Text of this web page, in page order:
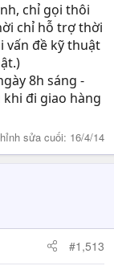
chỉ gọi thôi
chỉ hỗ trợ thời
vấn đề kỹ thuật
8h sáng -
đi giao hàng
sửa cuối: 16/4/14
#1,513